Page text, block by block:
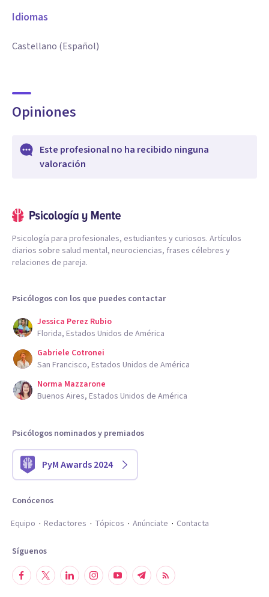
Idiomas
Castellano (Español)
Opiniones
Este profesional no ha recibido ninguna
valoración
Psicología para profesionales, estudiantes y curiosos. Artículos
diarios sobre salud mental, neurociencias, frases célebres y
relaciones de pareja.
Psicólogos con los que puedes contactar
Jessica Perez Rubio
Florida, Estados Unidos de América
Gabriele Cotronei
San Francisco, Estados Unidos de América
Norma Mazzarone
Buenos Aires, Estados Unidos de América
Psicólogos nominados y premiados
PyM Awards 2024
Conócenos
Equipo
Redactores Tópicos Anúnciate Contacta
Síguenos